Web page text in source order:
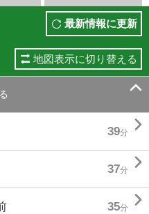
最新情報に更新
地図表示に切り替える

39分 
37分 
35分 